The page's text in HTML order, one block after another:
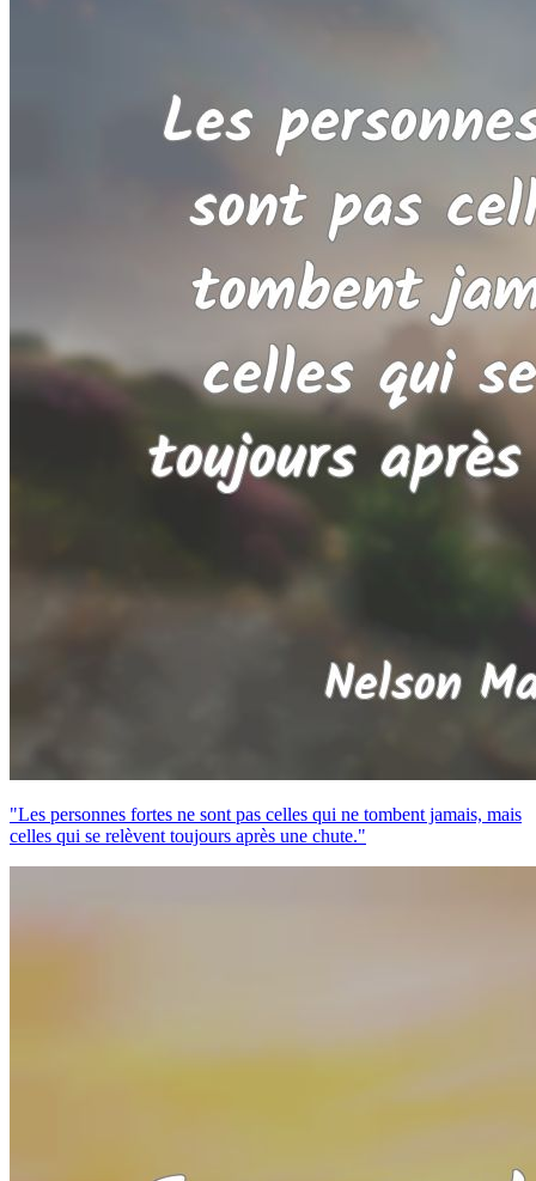
"Les personnes fortes ne sont pas celles qui ne tombent jamais, mais
celles qui se relèvent toujours après une chute."